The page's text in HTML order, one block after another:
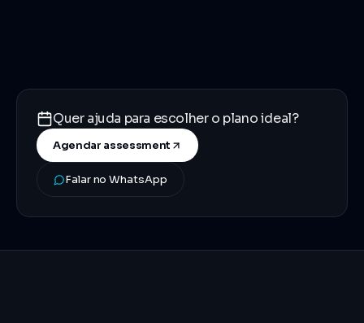
Quer ajuda para escolher o plano ideal?
Agendar assessment
Falar no WhatsApp